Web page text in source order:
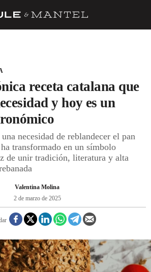
REGISTRO
receta catalana que
y hoy es un
necesidad de reblandecer el pan
transformado en un símbolo
de unir tradición, literatura y alta
Valentina Molina
2 de marzo de 2025